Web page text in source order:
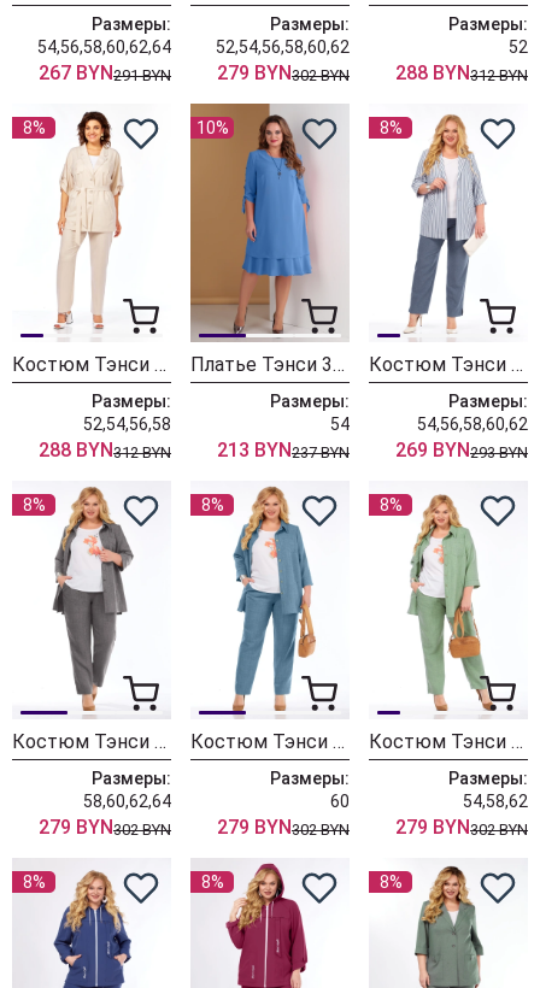
Размеры:
54,56,58,60,62,64
267 BYN291 BYN
Размеры:
52,54,56,58,60,62
279 BYN302 BYN
Размеры:
52
288 BYN312 BYN
8%
Костюм Тэнси 396 бежевый
Размеры:
52,54,56,58
288 BYN312 BYN
10%
Платье Тэнси 394
Размеры:
54
213 BYN237 BYN
8%
Костюм Тэнси М-374 джинсовый
Размеры:
54,56,58,60,62
269 BYN293 BYN
8%
Костюм Тэнси 395 графитовый
Размеры:
58,60,62,64
279 BYN302 BYN
8%
Костюм Тэнси 395 джинсовый
Размеры:
60
279 BYN302 BYN
8%
Костюм Тэнси 395 олива
Размеры:
54,58,62
279 BYN302 BYN
8% 8% 8%